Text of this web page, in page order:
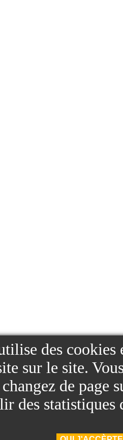
des
sur le site.
de page
des statistiques